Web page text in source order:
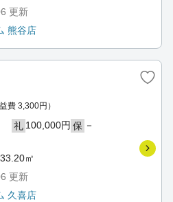
更新
熊谷店
益費 3,300円）
礼 100,000円 保 －
㎡
更新
久喜店